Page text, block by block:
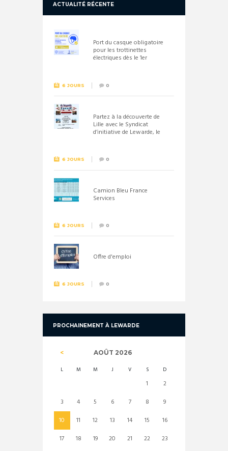
ACTUALITÉ RÉCENTE
Port du casque obligatoire
pour les trottinettes
électriques dès le 1er
6 JOURS 0
Partez à la découverte de
Lille avec le Syndicat
d’initiative de Lewarde, le
6 JOURS 0
Camion Bleu France
Services
6 JOURS 0
Offre d'emploi
6 JOURS 0
PROCHAINEMENT À LEWARDE
AOÛT 2026
L M M J V S D
1
2
3
4 5 6 7 8
9
10
11 12 13 14 15
16
17
18 19 20 21 22 23